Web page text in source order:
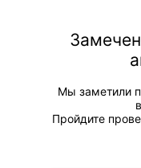
Мы заметили
Пройдите